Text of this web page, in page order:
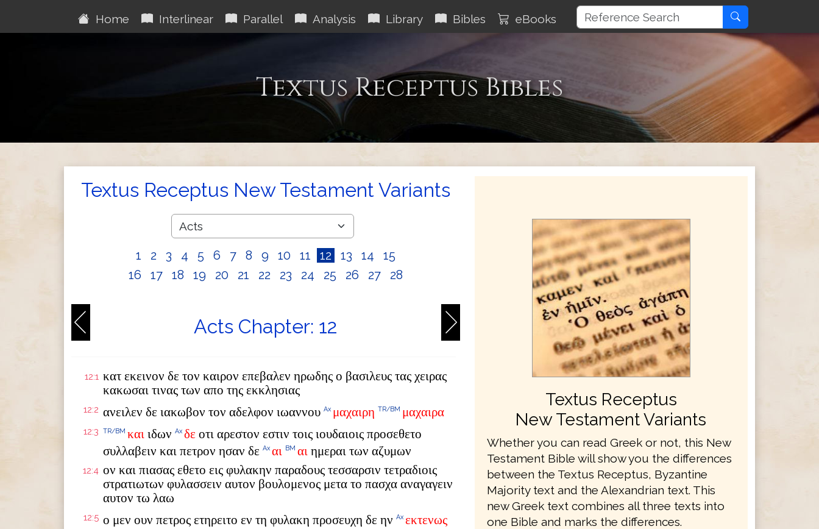
Home Interlinear Parallel Analysis Library Bibles eBooks
Textus Receptus Bibles
Textus Receptus New Testament Variants
1 2 3 4 5 6 7 8 9 10 11 12 13 14
15
16
17 18 19 20 21 22 23 24 25 26 27 28
Acts Chapter: 12
12:1 κατ εκεινον δε τον καιρον επεβαλεν ηρωδης ο βασιλευς τας χειρας
κακωσαι τινας των απο της εκκλησιας
12:2 ανειλεν δε ιακωβον τον αδελφον ιωαννου Ax μαχαιρη TR/BM μαχαιρα
12:3 TR/BM και ιδων Ax δε οτι αρεστον εστιν τοις ιουδαιοις προσεθετο
συλλαβειν και πετρον ησαν δε Ax αι BM αι ημεραι των αζυμων
12:4 ον και πιασας εθετο εις φυλακην παραδους τεσσαρσιν τετραδιοις
στρατιωτων φυλασσειν αυτον βουλομενος μετα το πασχα αναγαγειν
αυτον τω λαω
12:5 ο μεν ουν πετρος ετηρειτο εν τη φυλακη προσευχη δε ην Ax εκτενως
Textus Receptus
New Testament Variants
Whether you can read Greek or not, this New
Testament Bible will show you the differences
between the Textus Receptus, Byzantine
Majority text and the Alexandrian text. This
new Greek text combines all three texts into
one Bible and marks the differences.